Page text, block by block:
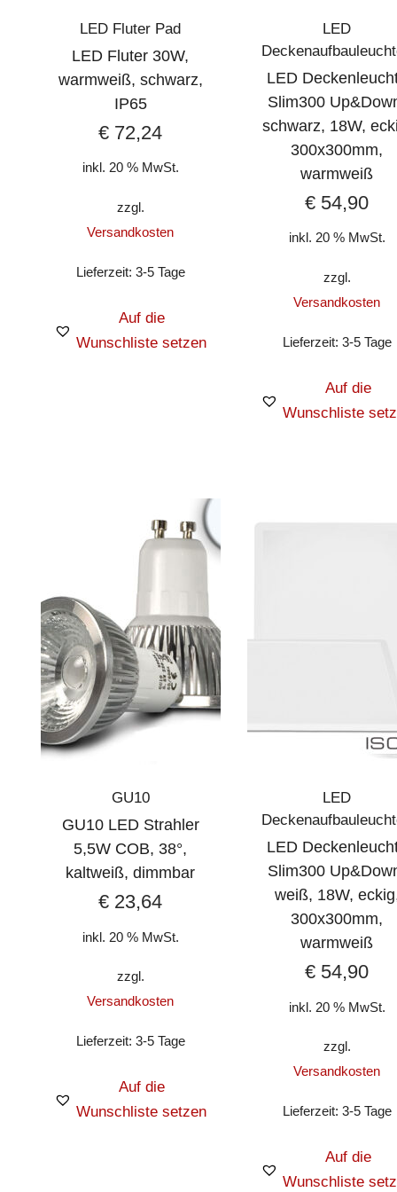
LED Fluter Pad
LED Fluter 30W,
warmweiß, schwarz,
IP65
€ 72,24
inkl. 20 % MwSt.
zzgl.
Versandkosten
Lieferzeit: 3-5 Tage
Auf die
Wunschliste setzen
LED
LED
Slim300
schwarz, 18W,
300x300mm,
warmweiß
€ 54,90
inkl. 20 % MwSt.
zzgl.
Versandkosten
Lieferzeit: 3-5 Tage
Auf die
Wunschliste
GU10
GU10 LED Strahler
5,5W COB, 38°,
kaltweiß, dimmbar
€ 23,64
inkl. 20 % MwSt.
zzgl.
Versandkosten
Lieferzeit: 3-5 Tage
Auf die
Wunschliste setzen
LED
LED
Slim300
weiß, 18W,
300x300mm,
warmweiß
€ 54,90
inkl. 20 % MwSt.
zzgl.
Versandkosten
Lieferzeit: 3-5 Tage
Auf die
Wunschliste